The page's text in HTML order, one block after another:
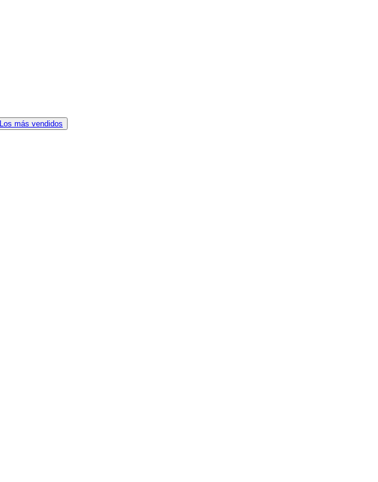
Los más vendidos